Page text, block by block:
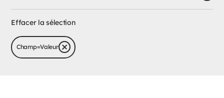
Effacer la sélection
Champ=Valeur